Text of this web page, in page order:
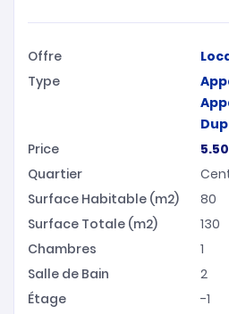
Offre
Type
Price
Quartier
Surface Habitable (m2)
80
Surface Totale (m2)
130
Chambres
1
Salle de Bain
2
Étage
-1